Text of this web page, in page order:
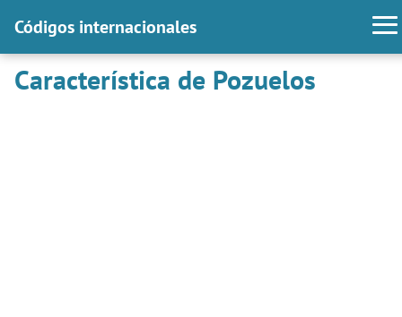
Códigos internacionales
Característica de Pozuelos